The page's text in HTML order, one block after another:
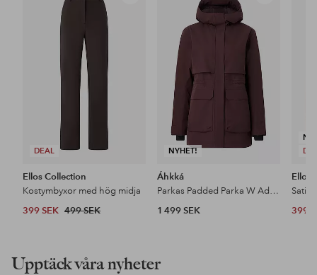
DEAL
Ellos Collection
Kostymbyxor med hög midja
399 SEK 499 SEK
NYHET!
favoriter
Áhkká
Parkas Padded Parka W Adjustable Waist
1 499 SEK
Ellos
399
Upptäck våra nyheter